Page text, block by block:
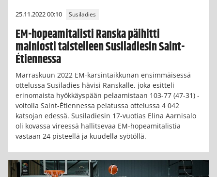
25.11.2022 00:10 Susiladies
EM-hopeamitalisti Ranska päihitti
mainiosti taistelleen Susiladiesin Saint-
Étiennessa
Marraskuun 2022 EM-karsintaikkunan ensimmäisessä
ottelussa Susiladies hävisi Ranskalle, joka esitteli
erinomaista hyökkäyspään pelaamistaan 103-77 (47-31) -
voitolla Saint-Étiennessa pelatussa ottelussa 4 042
katsojan edessä. Susiladiesin 17-vuotias Elina Aarnisalo
oli kovassa vireessä hallitsevaa EM-hopeamitalistia
vastaan 24 pisteellä ja kuudella syötöllä.